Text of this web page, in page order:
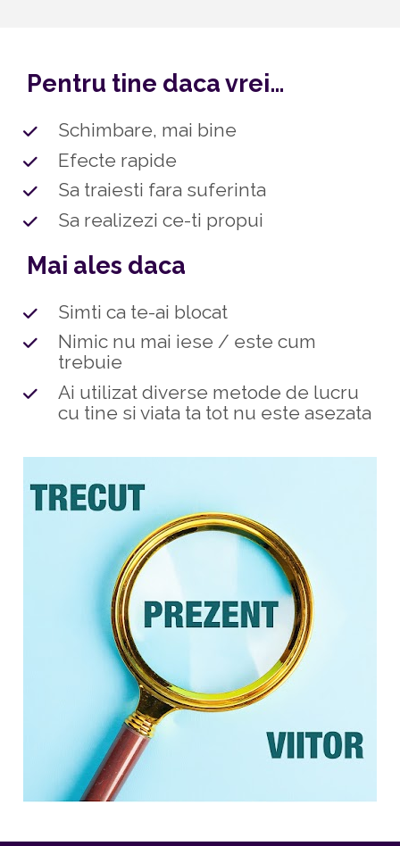
Pentru tine daca vrei…
Schimbare, mai bine
Efecte rapide
Sa traiesti fara suferinta
Sa realizezi ce-ti propui
Mai ales daca
Simti ca te-ai blocat
Nimic nu mai iese / este cum
trebuie
Ai utilizat diverse metode de lucru
cu tine si viata ta tot nu este asezata